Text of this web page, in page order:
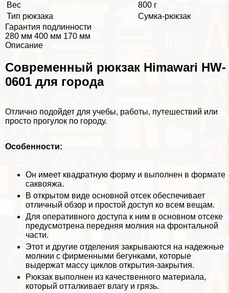
Вес
800 г
Тип рюкзака
Сумка-рюкзак
Гарантия подлинности
280 мм 400 мм 170 мм
Описание
Современный рюкзак Himawari HW-
0601 для города
Отлично подойдет для учебы, работы, путешествий или
просто прогулок по городу.
Особенности:
Он имеет квадратную форму и выполнен в формате
саквояжа.
В открытом виде основной отсек обеспечивает
отличный обзор и простой доступ ко всем вещам.
Для оперативного доступа к ним в основном отсеке
предусмотрена передняя молния на фронтальной
части.
Этот и другие отделения закрываются на надежные
молнии с фирменными бегунками, которые
выдержат массу циклов открытия-закрытия.
Рюкзак выполнен из качественного материала,
который отталкивает влагу и грязь.